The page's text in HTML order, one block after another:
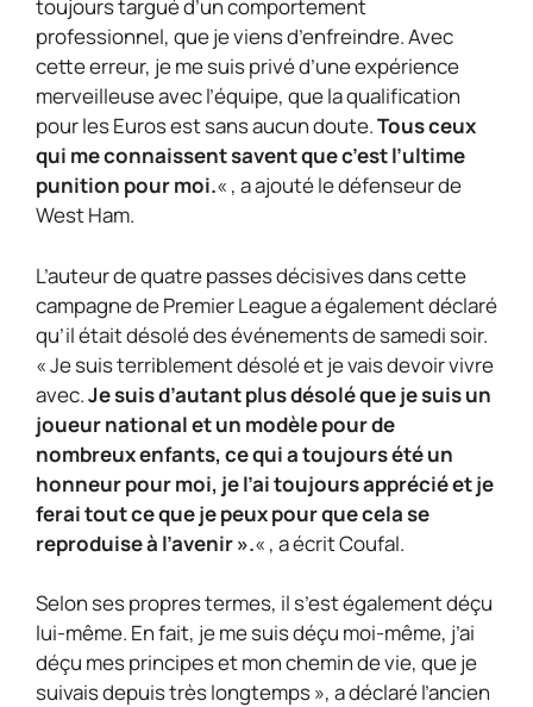
toujours targué d’un comportement
professionnel, que je viens d’enfreindre. Avec
cette erreur, je me suis privé d’une expérience
merveilleuse avec l’équipe, que la qualification
pour les Euros est sans aucun doute.Tous ceux
qui me connaissent savent que c’est l’ultime
punition pour moi.« , a ajouté le défenseur de
West Ham.
L’auteur de quatre passes décisives dans cette
campagne de Premier League a également déclaré
qu’il était désolé des événements de samedi soir.
« Je suis terriblement désolé et je vais devoir vivre
avec.Je suis d’autant plus désolé que je suis un
joueur national et un modèle pour de
nombreux enfants, ce qui a toujours été un
honneur pour moi, je l’ai toujours apprécié et je
ferai tout ce que je peux pour que cela se
reproduise à l’avenir ».« , a écrit Coufal.
Selon ses propres termes, il s’est également déçu
lui-même. En fait, je me suis déçu moi-même, j’ai
déçu mes principes et mon chemin de vie, que je
suivais depuis très longtemps », a déclaré l’ancien